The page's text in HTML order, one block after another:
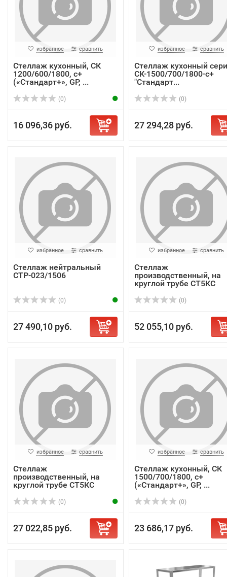
избранное сравнить
Стеллаж кухонный, СК
1200/600/1800, с+
(«Стандарт+», GP, ...
(0)
16 096,36 руб.
избранное сравнить
Стеллаж кухонный
СК-1500/700/1800-с+
"Стандарт...
(0)
27 294,28 руб.
избранное сравнить
Стеллаж нейтральный
СТР-023/1506
(0)
27 490,10 руб.
избранное сравнить
Стеллаж
производственный, на
круглой трубе СТ5КС
(0)
52 055,10 руб.
избранное сравнить
Стеллаж
производственный, на
круглой трубе СТ5КС
(0)
27 022,85 руб.
избранное сравнить
Стеллаж кухонный, СК
1500/700/1800, с+
(«Стандарт+», GP, ...
(0)
23 686,17 руб.